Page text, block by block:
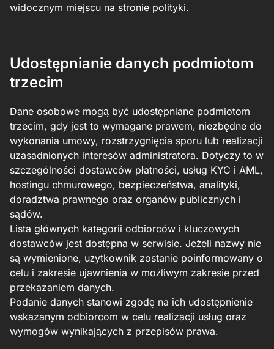
widocznym miejscu na stronie polityki.
Udostępnianie danych podmiotom
trzecim
Dane osobowe mogą być udostępniane podmiotom
trzecim, gdy jest to wymagane prawem, niezbędne do
wykonania umowy, rozstrzygnięcia sporu lub realizacji
uzasadnionych interesów administratora. Dotyczy to w
szczególności dostawców płatności, usług KYC i AML,
hostingu chmurowego, bezpieczeństwa, analityki,
doradztwa prawnego oraz organów publicznych i
sądów.
Lista głównych kategorii odbiorców i kluczowych
dostawców jest dostępna w serwisie. Jeżeli nazwy nie
są wymienione, użytkownik zostanie poinformowany o
celu i zakresie ujawnienia w możliwym zakresie przed
przekazaniem danych.
Podanie danych stanowi zgodę na ich udostępnienie
wskazanym odbiorcom w celu realizacji usług oraz
wymogów wynikających z przepisów prawa.